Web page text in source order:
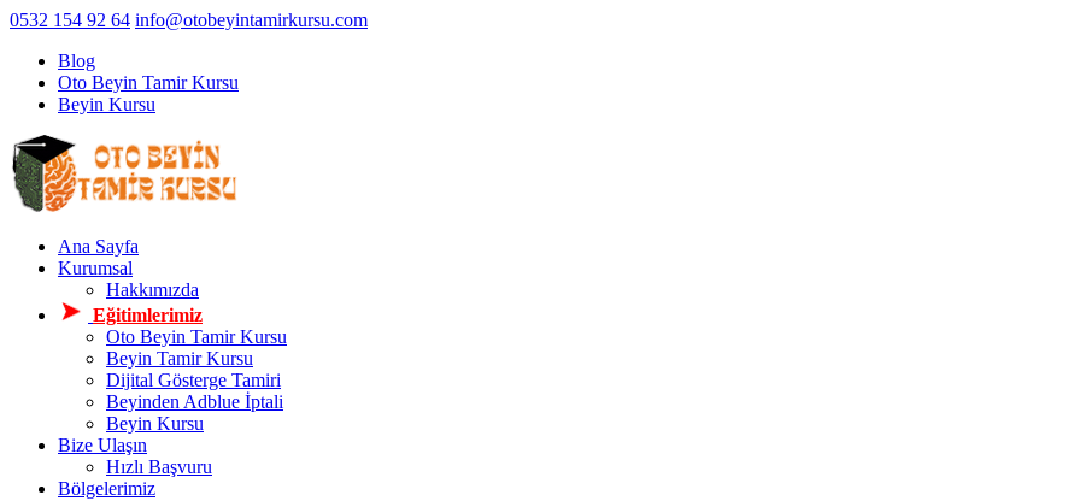
0532 154 92 64 info@otobeyintamirkursu.com
Blog
Oto Beyin Tamir Kursu
Beyin Kursu
Ana Sayfa
Kurumsal
Hakkımızda
Eğitimlerimiz
Oto Beyin Tamir Kursu
Beyin Tamir Kursu
Dijital Gösterge Tamiri
Beyinden Adblue İptali
Beyin Kursu
Bize Ulaşın
Hızlı Başvuru
Bölgelerimiz